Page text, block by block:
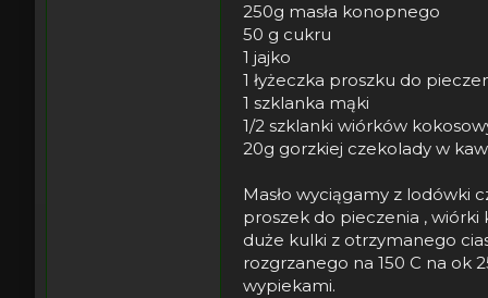
250g masła konopnego
50 g cukru
1 jajko
1 łyżeczka proszku do
1 szklanka mąki
1/2 szklanki wiórków
20g gorzkiej czekolady w
Masło wyciągamy z lodówki
proszek do pieczenia ,
duże kulki z otrzymanego
rozgrzanego na 150 C na ok
wypiekami.